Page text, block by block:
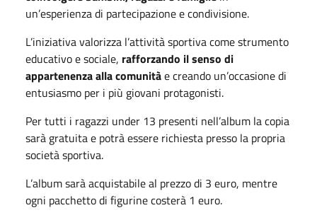
un’esperienza di partecipazione e condivisione.
L’iniziativa valorizza l’attività sportiva come strumento
educativo e sociale, rafforzando il senso di
appartenenza alla comunitàe creando un’occasione di
entusiasmo per i più giovani protagonisti.
Per tutti i ragazzi under 13 presenti nell’album la copia
sarà gratuita e potrà essere richiesta presso la propria
società sportiva.
L’album sarà acquistabile al prezzo di 3 euro, mentre
ogni pacchetto di figurine costerà 1 euro.